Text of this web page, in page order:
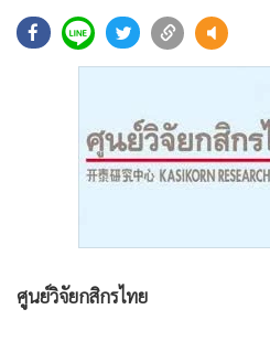
• ผู้จัดกวน
Management & HR
MGR Live
การเมือง
ท่องเที่ยว
•
ศูนย์วิจัยกสิกรไทย